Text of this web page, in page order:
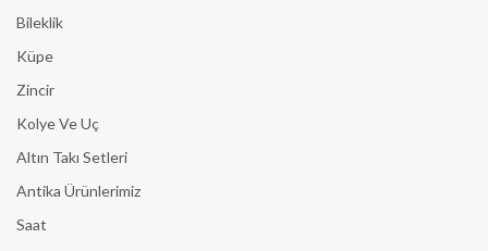
Bileklik
Küpe
Zincir
Kolye Ve Uç
Altın Takı Setleri
Antika Ürünlerimiz
Saat